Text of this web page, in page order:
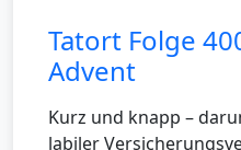
Tatort Folge
Advent
Kurz und knapp –
labiler